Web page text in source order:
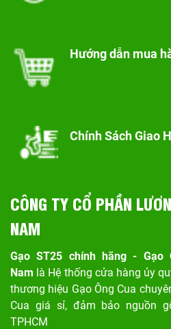
Hướng dẫn mua
Chính Sách Giao
CÔNG TY CỔ PHẦN
NAM
Gạo ST25 chính hãng - Gạo
Nam là Hệ thống cửa hàng ủy
thương hiệu Gạo Ông Cua
Cua giá sỉ, đảm bảo nguồn
TPHCM